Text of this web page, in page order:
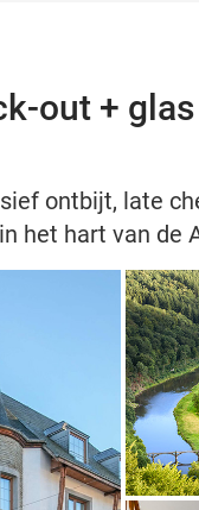
out +
ontbijt, late
het hart van de